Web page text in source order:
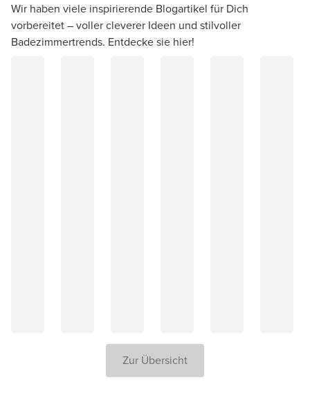
Wir haben viele inspirierende Blogartikel für Dich
vorbereitet – voller cleverer Ideen und stilvoller
Badezimmertrends. Entdecke sie hier!
Zur Übersicht